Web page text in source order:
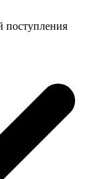
поступления